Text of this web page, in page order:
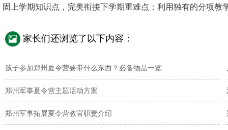
固上学期知识点，完美衔接下学期重难点；利用独有的分项
家长们还浏览了以下内容：
孩子参加郑州夏令营要带什么东西？必备物品一览
郑州军事夏令营主题活动方案
郑州军事拓展夏令营教官职责介绍